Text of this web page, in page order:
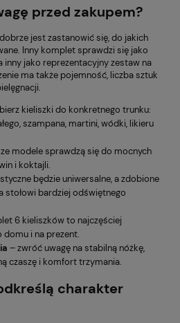
przed zakupem?
jest zastanowić się, do jakich
Inny komplet sprawdzi się jako
inny jako reprezentacyjny zestaw na
ma także pojemność, liczba sztuk
kieliszki do konkretnego trunku:
szampana, martini, wódki, likieru
modele sprawdzą się do mocnych
i koktajli.
będzie uniwersalne, a zdobione
stołowi bardziej odświętnego
6 kieliszków to najczęściej
i na prezent.
– zwróć uwagę na stabilną nóżkę,
czaszę i komfort trzymania.
charakter